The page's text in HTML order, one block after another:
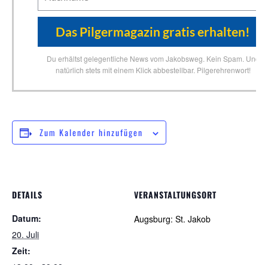
Du erhältst gelegentliche News vom Jakobsweg. Kein Spam. Und
natürlich stets mit einem Klick abbestellbar. Pilgerehrenwort!
Zum Kalender hinzufügen
DETAILS
Datum:
20. Juli
Zeit:
VERANSTALTUNGSORT
Augsburg: St. Jakob